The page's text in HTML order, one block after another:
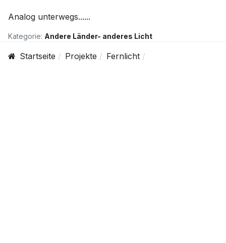
Analog unterwegs......
Kategorie: Andere Länder- anderes Licht
Startseite Projekte Fernlicht